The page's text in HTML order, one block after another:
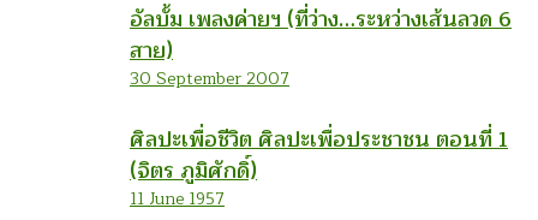
อัลบั้ม เพลงค่ายฯ (ที่ว่าง…ระหว่างเส้นลวด 6
สาย)
30 September 2007
ศิลปะเพื่อชีวิต ศิลปะเพื่อประชาชน ตอนที่ 1
(จิตร ภูมิศักดิ์)
11 June 1957